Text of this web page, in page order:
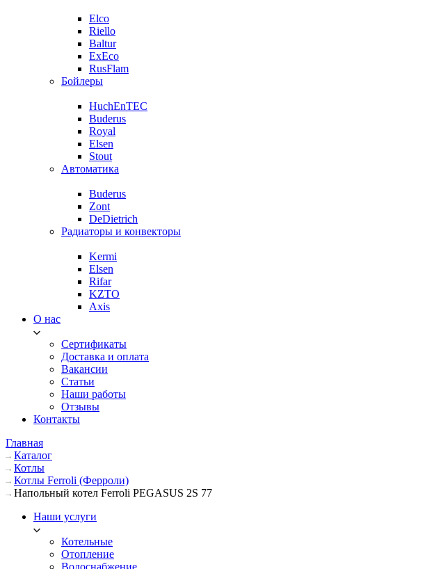
Elco
Riello
Baltur
ExEco
RusFlam
Бойлеры
HuchEnTEC
Buderus
Royal
Elsen
Stout
Автоматика
Buderus
Zont
DeDietrich
Радиаторы и конвекторы
Kermi
Elsen
Rifar
KZTO
Axis
О нас
Сертификаты
Доставка и оплата
Вакансии
Статьи
Наши работы
Отзывы
Контакты
Главная
Каталог
Котлы
Котлы Ferroli (Ферроли)
Напольный котел Ferroli PEGASUS 2S 77
Наши услуги
Котельные
Отопление
Водоснабжение